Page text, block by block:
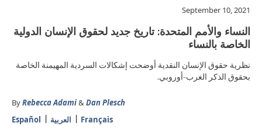
September 10, 2021
النساء والأمم المتحدة: تاريخ جديد لحقوق الإنسان الدولية
الخاصة بالنساء
نظرية حقوق الإنسان النقدية أوضحت إشكالات السردية المهيمنة الخاصة
بحقوق الذكر الغرب-أوروبي.
ByRebecca Adami&Dan Plesch
Español
العربية Français